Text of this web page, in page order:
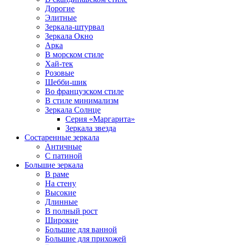
Дорогие
Элитные
Зеркала-штурвал
Зеркала Окно
Арка
В морском стиле
Хай-тек
Розовые
Шебби-шик
Во французском стиле
В стиле минимализм
Зеркала Солнце
Серия «Маргарита»
Зеркала звезда
Состаренные зеркала
Античные
С патиной
Большие зеркала
В раме
На стену
Высокие
Длинные
В полный рост
Широкие
Большие для ванной
Большие для прихожей